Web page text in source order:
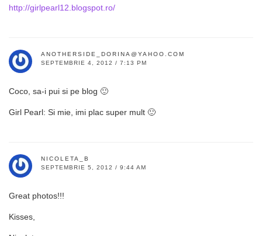
http://girlpearl12.blogspot.ro/
ANOTHERSIDE_DORINA@YAHOO.COM
SEPTEMBRIE 4, 2012 / 7:13 PM
Coco, sa-i pui si pe blog 🙂
Girl Pearl: Si mie, imi plac super mult 🙂
NICOLETA_B
SEPTEMBRIE 5, 2012 / 9:44 AM
Great photos!!!
Kisses,